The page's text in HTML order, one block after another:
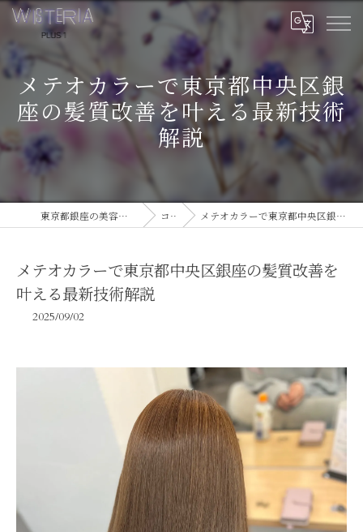
メテオカラーで東京都中央区銀
座の髪質改善を叶える最新技術
解説
東京都銀座の美容室ならWISTERIA PLUS 1 コラム メテオカラーで東京都中央区銀座の髪質改善を叶える最新技術解説
メテオカラーで東京都中央区銀座の髪質改善を
叶える最新技術解説
2025/09/02